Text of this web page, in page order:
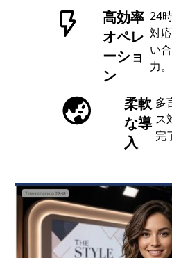
高効率
オペレ
ーショ
ン
24
対
い
力。
柔軟
な導
入
多
ス
完